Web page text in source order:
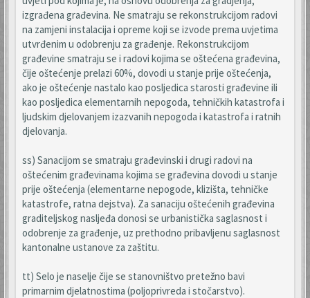
izgrađena građevina. Ne smatraju se rekonstrukcijom radovi
na zamjeni instalacija i opreme koji se izvode prema uvjetima
utvrđenim u odobrenju za građenje. Rekonstrukcijom
građevine smatraju se i radovi kojima se oštećena građevina,
čije oštećenje prelazi 60%, dovodi u stanje prije oštećenja,
ako je oštećenje nastalo kao posljedica starosti građevine ili
kao posljedica elementarnih nepogoda, tehničkih katastrofa i
ljudskim djelovanjem izazvanih nepogoda i katastrofa i ratnih
djelovanja.
ss) Sanacijom se smatraju građevinski i drugi radovi na
oštećenim građevinama kojima se građevina dovodi u stanje
prije oštećenja (elementarne nepogode, klizišta, tehničke
katastrofe, ratna dejstva). Za sanaciju oštećenih građevina
graditeljskog nasljeđa donosi se urbanistička saglasnost i
odobrenje za građenje, uz prethodno pribavljenu saglasnost
kantonalne ustanove za zaštitu.
tt) Selo je naselje čije se stanovništvo pretežno bavi
primarnim djelatnostima (poljoprivreda i stočarstvo).